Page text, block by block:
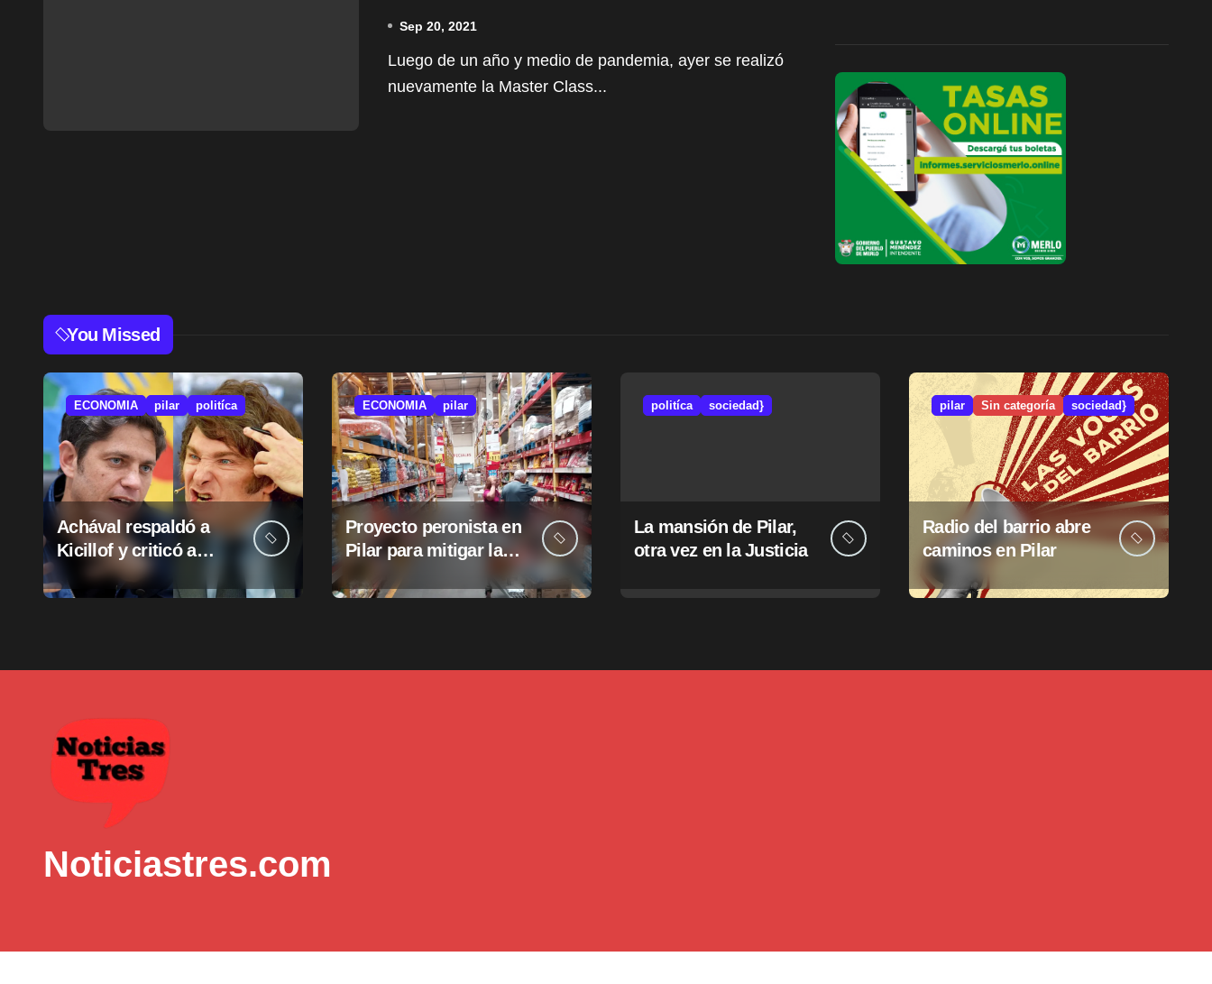
Sep 20, 2021
Luego de un año y medio de pandemia, ayer se realizó
nuevamente la Master Class...
You Missed
ECONOMIA pilar politíca
Achával respaldó a
Kicillof y criticó a
Milei
ECONOMIA pilar
Proyecto peronista en
Pilar para mitigar la
municipales
politíca sociedad}
La mansión de Pilar,
otra vez en la Justicia
pilar Sin categoría sociedad}
Radio del barrio abre
caminos en Pilar
Noticiastres.com